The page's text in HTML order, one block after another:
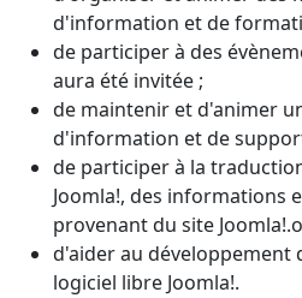
d'information et de
de participer à des
aura été invitée ;
de maintenir et d'animer
d'information et de
de participer à la
Joomla!, des informations
provenant du site
d'aider au développement
logiciel libre Joomla!.